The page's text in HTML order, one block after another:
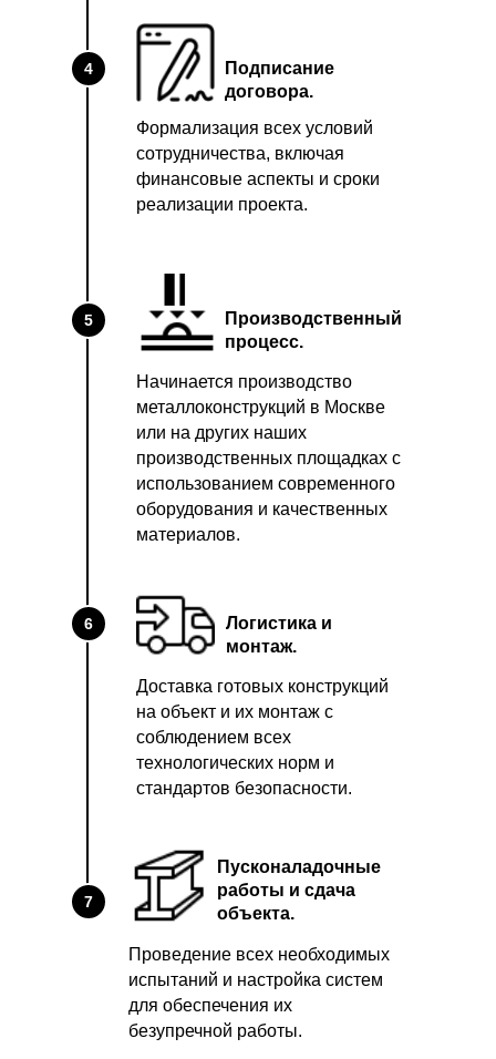
Подписание
договора.
Формализация всех условий
сотрудничества, включая
финансовые аспекты и сроки
реализации проекта.
4
Начинается производство
металлоконструкций в Москве
или на других наших
производственных площадках с
использованием современного
оборудования и качественных
материалов.
Производственный
процесс.
5
Логистика и
монтаж.
Доставка готовых конструкций
на объект и их монтаж с
соблюдением всех
технологических норм и
стандартов безопасности.
6
Проведение всех необходимых
испытаний и настройка систем
для обеспечения их
безупречной работы.
Пусконаладочные
работы и сдача
объекта.
7